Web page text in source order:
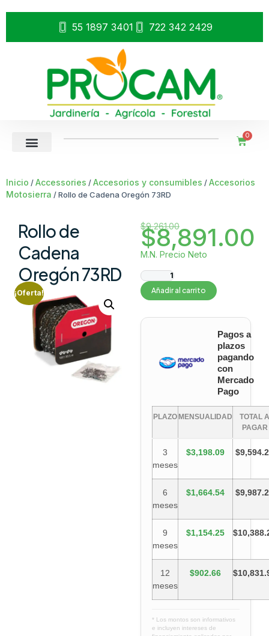
55 1897 3401 722 342 2429
0
Inicio /Accessories /Accesorios y consumibles /Accesorios
Motosierra / Rollo de Cadena Oregón 73RD
Rollo de
Cadena
Oregón 73RD
¡Oferta!
$9,261.00
$8,891.00
M.N. Precio Neto
Añadir al carrito
Pagos a
plazos
pagando
con
Mercado
Pago
PLAZO MENSUALIDAD
TOTAL A
PAGAR
3
meses
$3,198.09
6
meses
$1,664.54
9
meses
$1,154.25
12
meses
$902.66
* Los montos son informativos
e incluyen intereses de